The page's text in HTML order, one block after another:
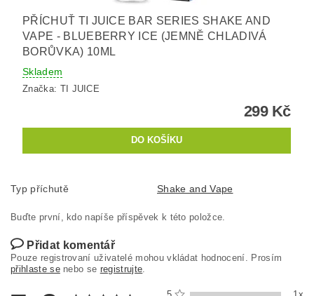
PŘÍCHUŤ TI JUICE BAR SERIES SHAKE AND
VAPE - BLUEBERRY ICE (JEMNĚ CHLADIVÁ
BORŮVKA) 10ML
Skladem
Značka: TI JUICE
299 Kč
Typ příchutě Shake and Vape
Buďte první, kdo napíše příspěvek k této položce.
Přidat komentář
Pouze registrovaní uživatelé mohou vkládat hodnocení. Prosím
přihlaste senebo se registrujte
5 1x